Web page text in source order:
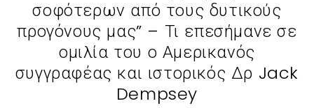
σοφότερων από τους δυτικούς
προγόνους μας” – Τι επεσήμανε σε
ομιλία του ο Αμερικανός
συγγραφέας και ιστορικός Δρ Jack
Dempsey